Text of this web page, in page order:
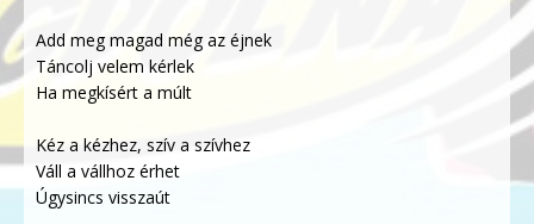
Add meg magad még az éjnek
Táncolj velem kérlek
Ha megkísért a múlt
Kéz a kézhez, szív a szívhez
Váll a vállhoz érhet
Úgysincs visszaút